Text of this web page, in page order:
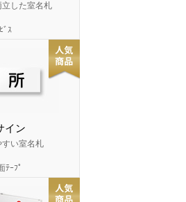
した室名札
ﾋﾞｽ
イン
い室名札
ﾃｰﾌﾟ